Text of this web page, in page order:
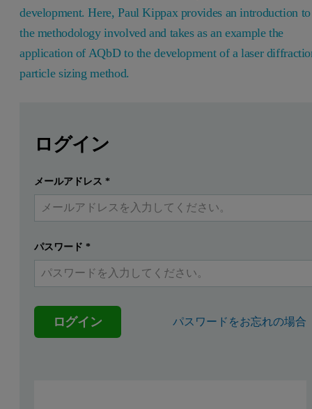
development. Here, Paul Kippax provides an introduction to
the methodology involved and takes as an example the
application of AQbD to the development of a laser
particle sizing method.
Analytical QbD (AQbD) promises to extend the rigor
The FDA have encouraged the adoption of QbD by offering, in
This whitepaper provides an introduction to AQbD and
The generally accepted definition of QbD, as presented in
提出する すでにアカウントを持っています
ログイン
メールアドレス *
パスワード *
ログイン パスワードをお忘れの場合